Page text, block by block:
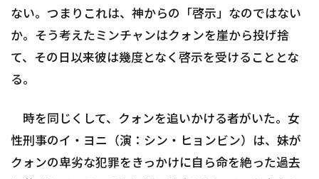
ない。つまりこれは、神からの「啓示」なのではない
か。そう考えたミンチャンはクォンを崖から投げ捨
て、その日以来彼は幾度となく啓示を受けることとな
る。
時を同じくして、クォンを追いかける者がいた。女
性刑事のイ・ヨニ（演：シン・ヒョンビン）は、妹が
クォンの卑劣な犯罪をきっかけに自ら命を絶った過去